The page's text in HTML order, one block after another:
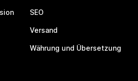
SEO
Versand
Währung und Übersetzung